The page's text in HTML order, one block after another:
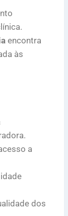
encontra
às
a
dos